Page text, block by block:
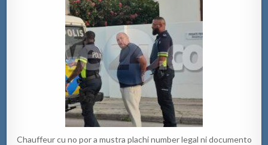
Chauffeur cu no por a mustra plachi number legal ni documento